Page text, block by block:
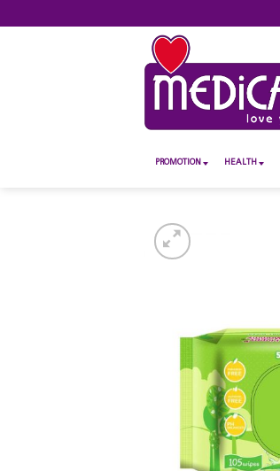
to
PROMOTION HEALTH